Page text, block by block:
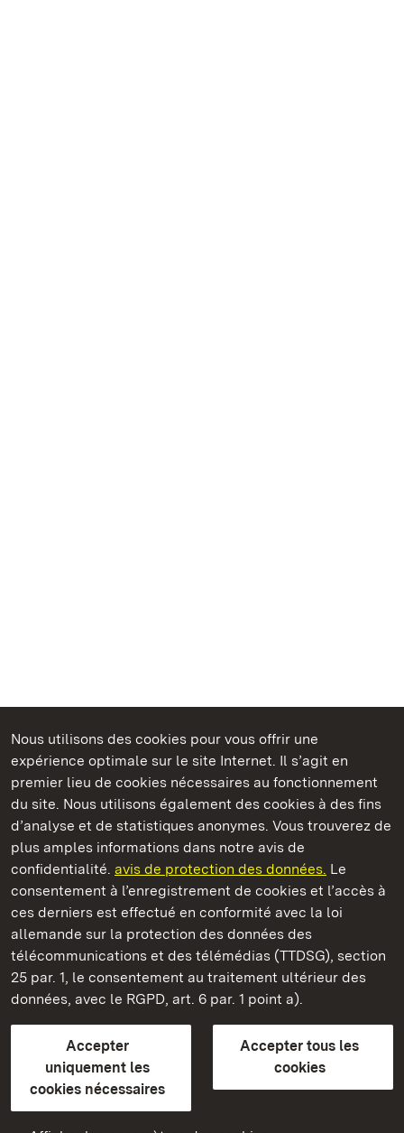
Nous utilisons des cookies pour vous offrir une
expérience optimale sur le site Internet. Il s’agit en
premier lieu de cookies nécessaires au fonctionnement
du site. Nous utilisons également des cookies à des fins
d’analyse et de statistiques anonymes. Vous trouverez de
plus amples informations dans notre avis de
confidentialité. avis de protection des données. Le
consentement à l’enregistrement de cookies et l’accès à
ces derniers est effectué en conformité avec la loi
allemande sur la protection des données des
télécommunications et des télémédias (TTDSG), section
25 par. 1, le consentement au traitement ultérieur des
données, avec le RGPD, art. 6 par. 1 point a).
Accepter
uniquement les
cookies nécessaires
Accepter tous les
cookies
Châteaux et jardins publics du Bade-Wurtemberg
Staatliche Schlösser und Gärten Baden‑Württemberg
Châteaux et jardins publics du Bade-Wurtemberg
ContactFAQ et réponsesMentions légales
Protection des données
Explications sur l’accessibilité
BITV-konform (geprüfte Seiten)
plus loin
Accueil
Monuments